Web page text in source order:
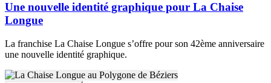
Une nouvelle identité graphique pour La Chaise
Longue
La franchise La Chaise Longue s’offre pour son 42ème anniversaire
une nouvelle identité graphique.